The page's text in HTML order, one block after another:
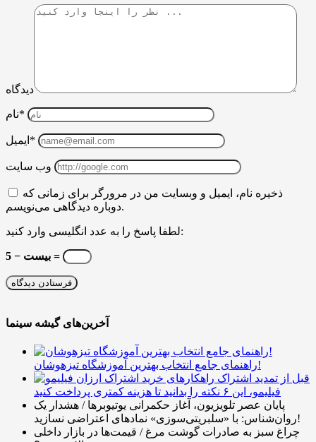
دیدگاه
نام*
ایمیل*
وب سایت
ذخیره نام، ایمیل و وبسایت من در مرورگر برای زمانی که
دوباره دیدگاهی می‌نویسم.
لطفا پاسخ را به عدد انگلیسی وارد کنید:
بیست − 5 =
آخرین‌های گیشه سینما
راهنمای جامع انتخاب بهترین آموزشگاه تیزهوشان!
قبل از تمدید اشتراک
فیلیمو، این ۶ نکته را بدانید تا هزینه کمتری پرداخت کنید
پایان عصر تلویزیون، آغاز حکمرانی یوتیوبرها / هشدار یک
روان‌شناس: با «سلبریتی‌سوزی» نمادهای اعتراضی نسازید!
چراغ سبز به صادرات گوشت مرغ / قیمت‌ها در بازار داخلی